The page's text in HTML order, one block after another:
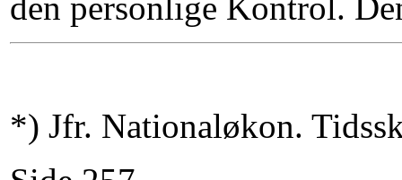
den personlige Kontrol.
*) Jfr. Nationaløkon.